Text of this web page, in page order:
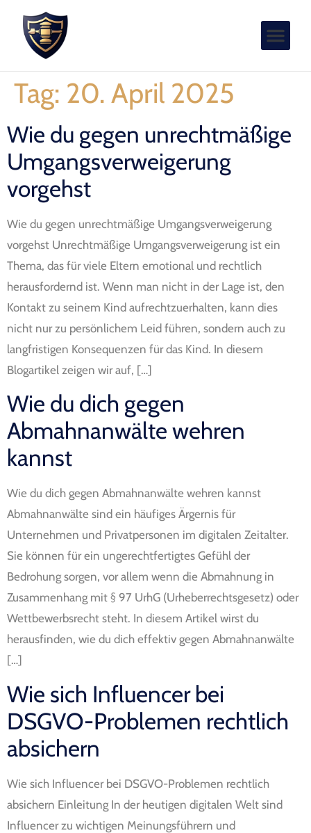
Tag: 20. April 2025
Wie du gegen unrechtmäßige
Umgangsverweigerung
vorgehst
Wie du gegen unrechtmäßige Umgangsverweigerung
vorgehst Unrechtmäßige Umgangsverweigerung ist ein
Thema, das für viele Eltern emotional und rechtlich
herausfordernd ist. Wenn man nicht in der Lage ist, den
Kontakt zu seinem Kind aufrechtzuerhalten, kann dies
nicht nur zu persönlichem Leid führen, sondern auch zu
langfristigen Konsequenzen für das Kind. In diesem
Blogartikel zeigen wir auf, […]
Wie du dich gegen
Abmahnanwälte wehren
kannst
Wie du dich gegen Abmahnanwälte wehren kannst
Abmahnanwälte sind ein häufiges Ärgernis für
Unternehmen und Privatpersonen im digitalen Zeitalter.
Sie können für ein ungerechtfertigtes Gefühl der
Bedrohung sorgen, vor allem wenn die Abmahnung in
Zusammenhang mit § 97 UrhG (Urheberrechtsgesetz) oder
Wettbewerbsrecht steht. In diesem Artikel wirst du
herausfinden, wie du dich effektiv gegen Abmahnanwälte
[…]
Wie sich Influencer bei
DSGVO-Problemen rechtlich
absichern
Wie sich Influencer bei DSGVO-Problemen rechtlich
absichern Einleitung In der heutigen digitalen Welt sind
Influencer zu wichtigen Meinungsführern und